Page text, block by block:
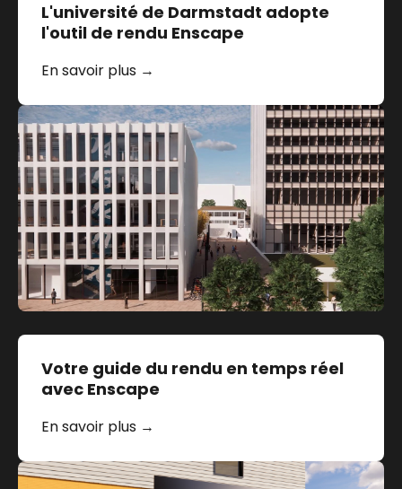
L'université de Darmstadt adopte
l'outil de rendu Enscape
En savoir plus →
Votre guide du rendu en temps réel
avec Enscape
En savoir plus →